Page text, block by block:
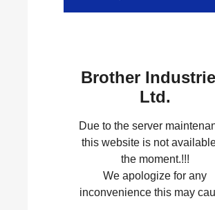
Brother
Ltd.
Due to the server
this website is not
the moment.!!!
We apologize for any
inconvenience this may